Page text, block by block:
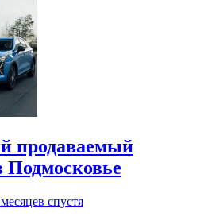
продаваемый
Подмосковье
спустя